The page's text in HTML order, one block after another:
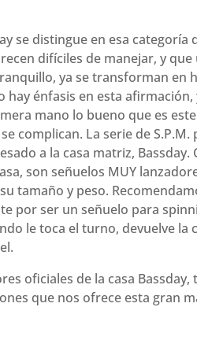
se distingue en esa categoría
difíciles de manejar, y que
ya se transforman en
hay énfasis en esta afirmación,
mano lo bueno que es
complican. La serie de
a la casa matriz, Bassday.
son señuelos MUY
tamaño y peso.
por ser un señuelo para
le toca el turno, devuelve la
oficiales de la casa Bassday,
que nos ofrece esta gran